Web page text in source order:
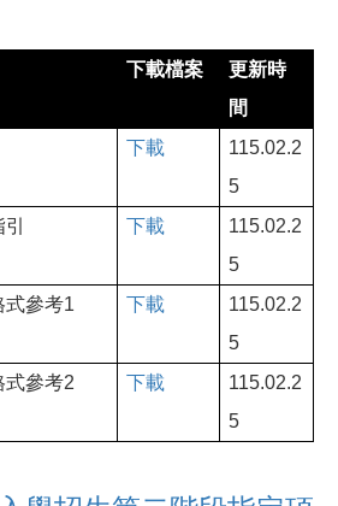
下載檔案
更新時
間
下載
115.02.2
5
下載
115.02.2
5
式參考1 下載
115.02.2
5
式參考2 下載
115.02.2
5